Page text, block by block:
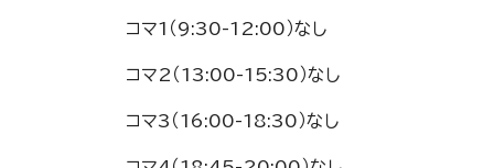
コマ1（9:30-12:00）なし
コマ2（13:00-15:30）なし
コマ3（16:00-18:30）なし